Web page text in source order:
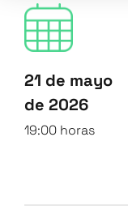
21 de mayo
de 2026
19:00 horas